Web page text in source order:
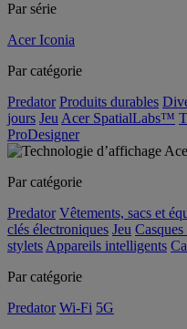
Par série
Acer Iconia
Par catégorie
Predator Produits durables
jours Jeu Acer SpatialLabs™
ProDesigner
Par catégorie
Predator Vêtements, sacs et
clés électroniques Jeu
stylets Appareils intelligents
Par catégorie
Predator Wi-Fi 5G